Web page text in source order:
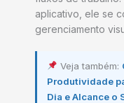
aplicativo, ele se
gerenciamento
Veja também:
Produtividade
Dia e Alcance o